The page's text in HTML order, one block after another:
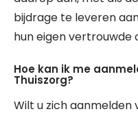
bijdrage te leveren
hun eigen vertrouwde
Hoe kan ik me
Thuiszorg?
Wilt u zich aanmelden